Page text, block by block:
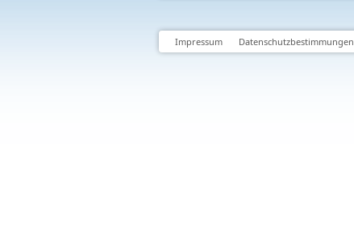
Impressum Datenschutzbestimmungen